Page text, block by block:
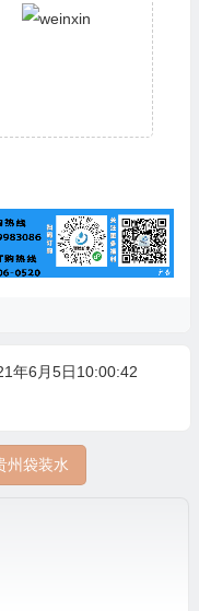
年6月5日10:00:42
州袋装水